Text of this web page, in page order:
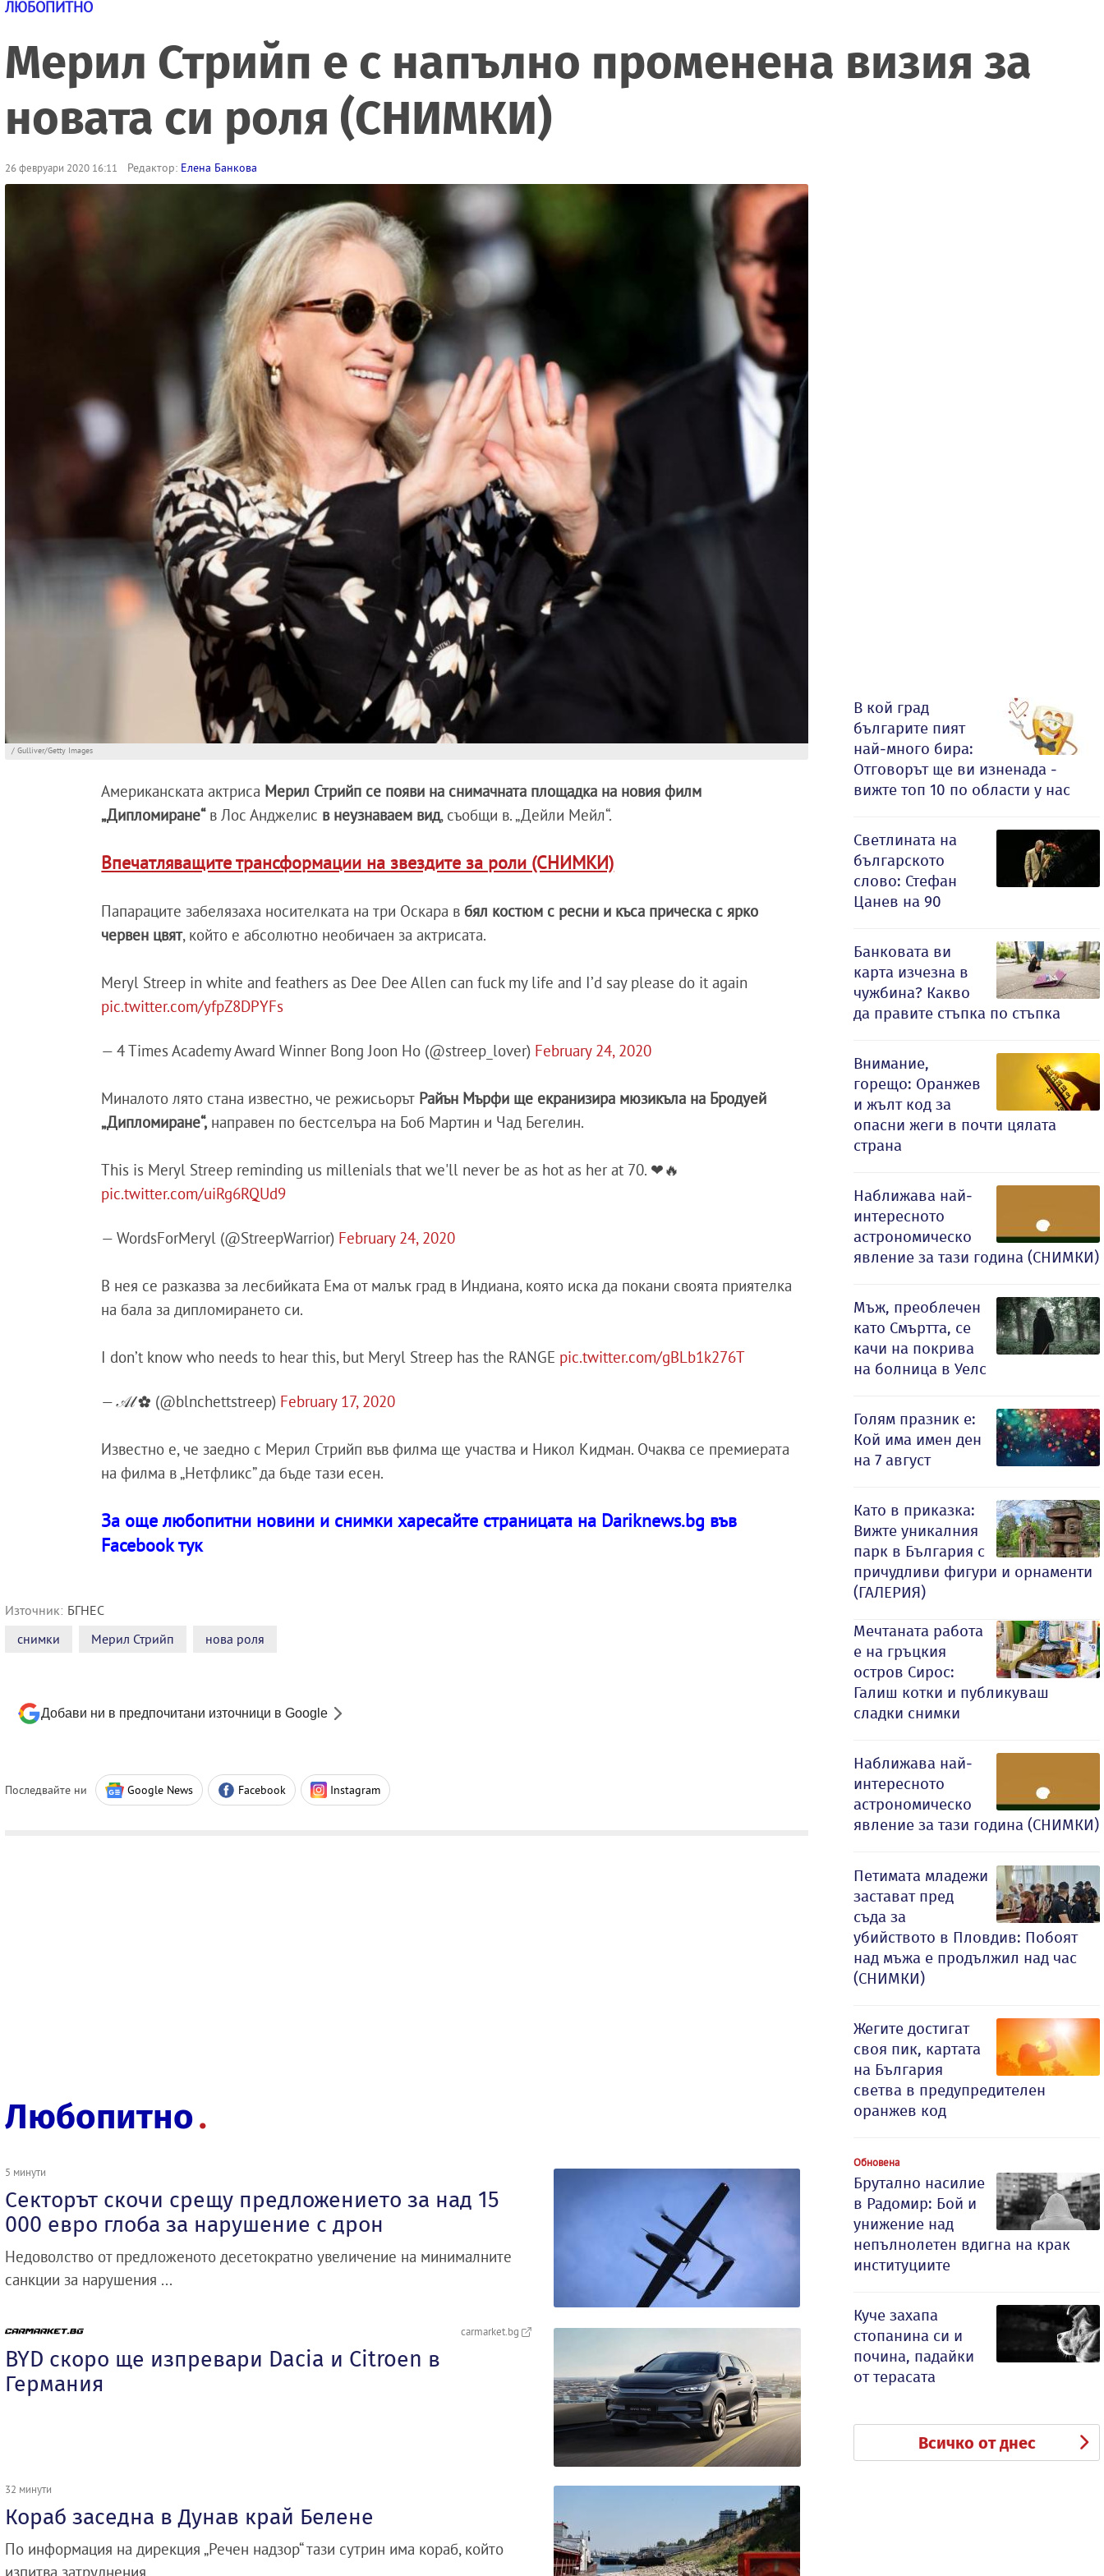
ЛЮБОПИТНО
Мерил Стрийп е с напълно променена визия за
новата си роля (СНИМКИ)
26 февруари 2020 16:11 Редактор: Eлена Банкова
/ Gulliver/Getty Images
Американската актриса Мерил Стрийп се появи на снимачната площадка на новия филм
„Дипломиране“в Лос Анджелис в неузнаваем вид, съобщи в. „Дейли Мейл“.
Впечатляващите трансформации на звездите за роли (СНИМКИ)
Папараците забелязаха носителката на три Оскара в бял костюм с ресни и къса прическа с ярко
червен цвят, който е абсолютно необичаен за актрисата.
Meryl Streep in white and feathers as Dee Dee Allen can fuck my life and I’d say please do it again
pic.twitter.com/yfpZ8DPYFs
— 4 Times Academy Award Winner Bong Joon Ho (@streep_lover) February 24, 2020
Миналото лято стана известно, че режисьорът Райън Мърфи ще екранизира мюзикъла на Бродуей
„Дипломиране“, направен по бестселъра на Боб Мартин и Чад Бегелин.
This is Meryl Streep reminding us millenials that we'll never be as hot as her at 70. ❤🔥
pic.twitter.com/uiRg6RQUd9
— WordsForMeryl (@StreepWarrior) February 24, 2020
В нея се разказва за лесбийката Ема от малък град в Индиана, която иска да покани своята приятелка
на бала за дипломирането си.
I don’t know who needs to hear this, but Meryl Streep has the RANGE pic.twitter.com/gBLb1k276T
— 𝒜𝓁 ✿ (@blnchettstreep) February 17, 2020
Известно е, че заедно с Мерил Стрийп във филма ще участва и Никол Кидман. Очаква се премиерата
на филма в „Нетфликс” да бъде тази есен.
За още любопитни новини и снимки харесайте страницата на Dariknews.bg във
Facebook тук
Източник: БГНЕС
снимки
Мерил Стрийп нова роля
Добави ни в предпочитани източници в Google
Последвайте ни Google News Facebook Instagram
Любопитно
5 минути
Секторът скочи срещу предложението за над 15
000 евро глоба за нарушение с дрон
Недоволство от предложеното десетократно увеличение на минималните
санкции за нарушения ...
carmarket.bg
BYD скоро ще изпревари Dacia и Citroеn в
Германия
32 минути
Кораб заседна в Дунав край Белене
По информация на дирекция „Речен надзор“ тази сутрин има кораб, който
изпитва затруднения ...
В кой град
българите пият
най-много бира:
Отговорът ще ви изненада -
вижте топ 10 по области у нас
Светлината на
българското
слово: Стефан
Цанев на 90
Банковата ви
карта изчезна в
чужбина? Какво
да правите стъпка по стъпка
Внимание,
горещо: Оранжев
и жълт код за
опасни жеги в почти цялата
страна
Наближава най-
интересното
астрономическо
явление за тази година (СНИМКИ)
Мъж, преоблечен
като Смъртта, се
качи на покрива
на болница в Уелс
Голям празник е:
Кой има имен ден
на 7 август
Като в приказка:
Вижте уникалния
парк в България с
причудливи фигури и орнаменти
(ГАЛЕРИЯ)
Мечтаната работа
е на гръцкия
остров Сирос:
Галиш котки и публикуваш
сладки снимки
Наближава най-
интересното
астрономическо
явление за тази година (СНИМКИ)
Петимата младежи
застават пред
съда за
убийството в Пловдив: Побоят
над мъжа е продължил над час
(СНИМКИ)
Жегите достигат
своя пик, картата
на България
светва в предупредителен
оранжев код
Обновена
Брутално насилие
в Радомир: Бой и
унижение над
непълнолетен вдигна на крак
институциите
Куче захапа
стопанина си и
почина, падайки
от терасата
Всичко от днес